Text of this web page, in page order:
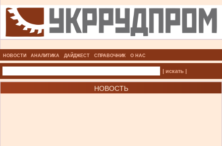
НОВОСТИ АНАЛИТИКА ДАЙДЖЕСТ СПРАВОЧНИК О НАС
| искать |
НОВОСТЬ